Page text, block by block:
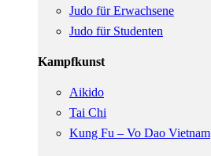
Judo für Erwachsene
Judo für Studenten
Kampfkunst
Aikido
Tai Chi
Kung Fu – Vo Dao Vietnam